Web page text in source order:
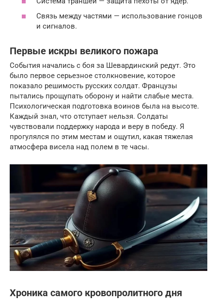
Связь между частями — использование гонцов
и сигналов.
Первые искры великого пожара
События начались с боя за Шевардинский редут. Это
было первое серьезное столкновение, которое
показало решимость русских солдат. Французы
пытались прощупать оборону и найти слабые места.
Психологическая подготовка воинов была на высоте.
Каждый знал, что отступает нельзя. Солдаты
чувствовали поддержку народа и веру в победу. Я
прогулялся по этим местам и ощутил, какая тяжелая
атмосфера висела над полем в те часы.
Хроника самого кровопролитного дня